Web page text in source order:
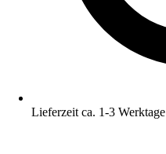
Lieferzeit ca. 1-3 Werktage